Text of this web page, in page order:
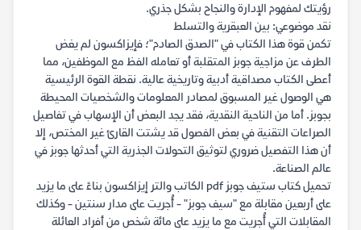
رؤيتك لمفهوم الإدارة والنجاح بشكل جذري.
نقد موضوعي: بين العبقرية والتسلط
تكمن قوة هذا الكتاب في "الصدق الصادم"؛ فإيزاكسون لم يغض
الطرف عن مزاجية جوبز المتقلبة أو تعامله الفظ مع الموظفين، مما
أعطى الكتاب مصداقية أدبية وتاريخية عالية. نقطة القوة الرئيسية
هي الوصول غير المسبوق لمصادر المعلومات والشخصيات المحيطة
بجوبز. أما من الناحية النقدية، فقد يجد البعض أن الإسهاب في تفاصيل
الصراعات التقنية في بعض الفصول قد يشتت القارئ غير المختص، إلا
أن هذا التفصيل ضروري لتوثيق التحولات الجذرية التي أحدثها جوبز في
عالم الصناعة.
تحميل كتاب ستيف جوبز pdf الكاتب والتر إيزاكسون بناءً على ما يزيد
على أربعين مقابلة مع "سيف جوبز" - أُجريت على مدار سنتين - وكذلك
المقابلات التي أُجريت مع ما يزيد على مائة شخص من أفراد العائلة